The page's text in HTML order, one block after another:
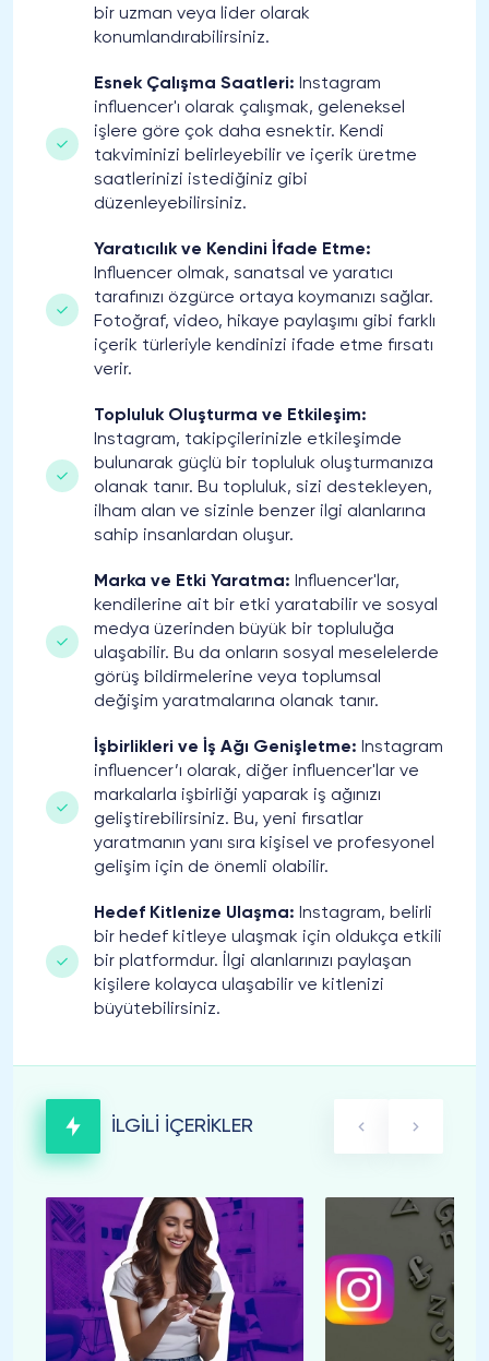
bir uzman veya lider olarak
konumlandırabilirsiniz.
Esnek Çalışma Saatleri: Instagram
influencer'ı olarak çalışmak, geleneksel
işlere göre çok daha esnektir. Kendi
takviminizi belirleyebilir ve içerik üretme
saatlerinizi istediğiniz gibi
düzenleyebilirsiniz.
Yaratıcılık ve Kendini İfade Etme:
Influencer olmak, sanatsal ve yaratıcı
tarafınızı özgürce ortaya koymanızı sağlar.
Fotoğraf, video, hikaye paylaşımı gibi farklı
içerik türleriyle kendinizi ifade etme fırsatı
verir.
Topluluk Oluşturma ve Etkileşim:
Instagram, takipçilerinizle etkileşimde
bulunarak güçlü bir topluluk oluşturmanıza
olanak tanır. Bu topluluk, sizi destekleyen,
ilham alan ve sizinle benzer ilgi alanlarına
sahip insanlardan oluşur.
Marka ve Etki Yaratma: Influencer'lar,
kendilerine ait bir etki yaratabilir ve sosyal
medya üzerinden büyük bir topluluğa
ulaşabilir. Bu da onların sosyal meselelerde
görüş bildirmelerine veya toplumsal
değişim yaratmalarına olanak tanır.
İşbirlikleri ve İş Ağı Genişletme: Instagram
influencer’ı olarak, diğer influencer'lar ve
markalarla işbirliği yaparak iş ağınızı
geliştirebilirsiniz. Bu, yeni fırsatlar
yaratmanın yanı sıra kişisel ve profesyonel
gelişim için de önemli olabilir.
Hedef Kitlenize Ulaşma: Instagram, belirli
bir hedef kitleye ulaşmak için oldukça etkili
bir platformdur. İlgi alanlarınızı paylaşan
kişilere kolayca ulaşabilir ve kitlenizi
büyütebilirsiniz.
İLGİLİ İÇERİKLER